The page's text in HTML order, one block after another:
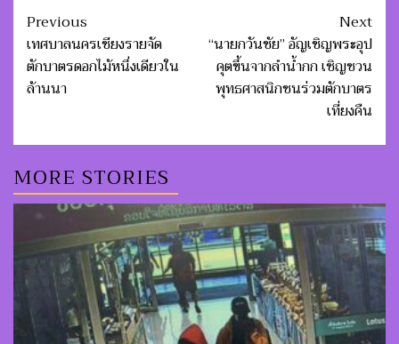
Post
navigation
Previous
เทศบาลนครเชียงรายจัด
ตักบาตรดอกไม้หนึ่งเดียวใน
ล้านนา
Next
“นายกวันชัย” อัญเชิญพระอุป
คุตขึ้นจากลำน้ำกก เชิญชวน
พุทธศาสนิกชนร่วมตักบาตร
เที่ยงคืน
MORE STORIES